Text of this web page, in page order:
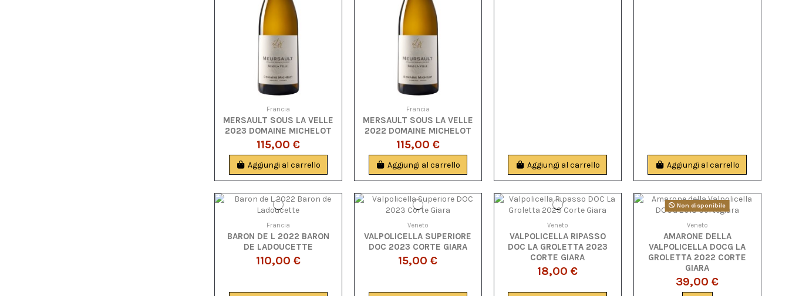
Francia
MERSAULT SOUS LA VELLE
2023 DOMAINE MICHELOT
115,00 €
Aggiungi al carrello
Francia
MERSAULT SOUS LA VELLE
2022 DOMAINE MICHELOT
115,00 €
Aggiungi al carrello Aggiungi al carrello Aggiungi al carrello
Francia
BARON DE L 2022 BARON
DE LADOUCETTE
110,00 €
Veneto
VALPOLICELLA SUPERIORE
DOC 2023 CORTE GIARA
15,00 €
Veneto
VALPOLICELLA RIPASSO
DOC LA GROLETTA 2023
CORTE GIARA
18,00 €
Non disponibile
Veneto
AMARONE DELLA
VALPOLICELLA DOCG LA
GROLETTA 2022 CORTE
GIARA
39,00 €